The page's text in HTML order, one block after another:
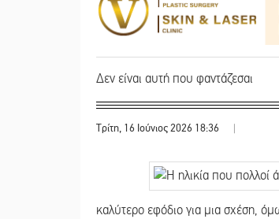
Δεν είναι αυτή που φαντάζεσαι
Τρίτη, 16 Ιούνιος 2026 18:36 |
καλύτερο εφόδιο για μια σχέση,